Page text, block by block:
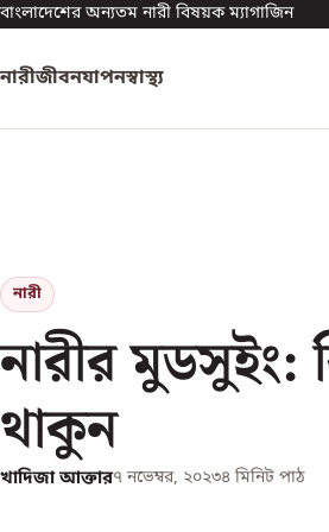
বাংলাদেশের অন্যতম নারী বিষয়ক ম্যাগাজিন
নারীজীবনযাপনস্বাস্থ্য
নারী
নারীর মুডসুইং:
থাকুন
খাদিজা আক্তার৭ নভেম্বর, ২০২৩৪ মিনিট পাঠ